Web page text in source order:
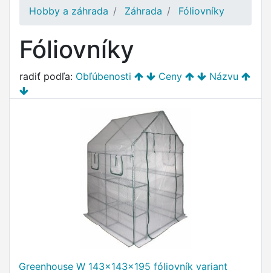
Hobby a záhrada Záhrada Fóliovníky
Fóliovníky
radiť podľa: Obľúbenosti Ceny Názvu
Greenhouse W 143x143x195 fóliovník variant